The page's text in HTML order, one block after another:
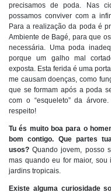
precisamos de poda. Nas
possamos conviver com a
Para a realização da poda é
Ambiente de Bagé, para que
necessária. Uma poda
porque um galho mal
exposta. Esta ferida é uma
me causam doenças, como
que se formam após a poda
com o “esqueleto” da
respeito!
Tu és muito boa para o
bom contigo. Que partes
usos?Quando jovem, posso
mas quando eu for maior, sou
jardins tropicais.
Existe alguma curiosidade